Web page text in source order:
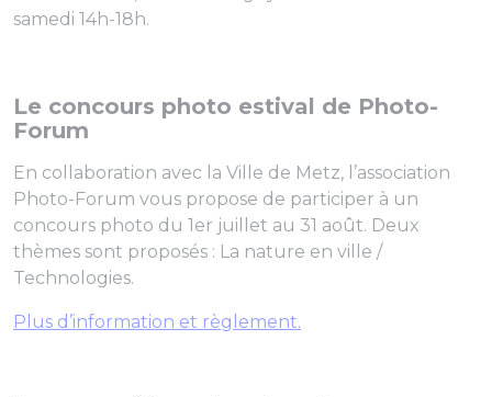
samedi 14h-18h.
Le concours photo estival de Photo-
Forum
En collaboration avec la Ville de Metz, l’association
Photo-Forum vous propose de participer à un
concours photo du 1er juillet au 31 août. Deux
thèmes sont proposés : La nature en ville /
Technologies.
Plus d’information et règlement.